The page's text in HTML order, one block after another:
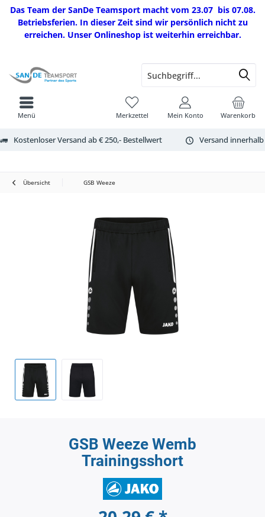
Das Team der SanDe Teamsport macht vom 23.07 bis 07.08.
Betriebsferien. In dieser Zeit sind wir persönlich nicht zu
erreichen. Unser Onlineshop ist weiterhin erreichbar.
Kostenloser Versand ab € 250,- Bestellwert Versand
Warenkorb
Merkzettel Mein Konto
Menü
Übersicht GSB Weeze
GSB Weeze Wemb
Trainingsshort